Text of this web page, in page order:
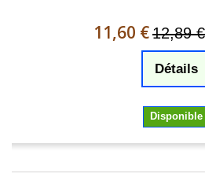
11,60 €12,89 €
Détails
Disponible